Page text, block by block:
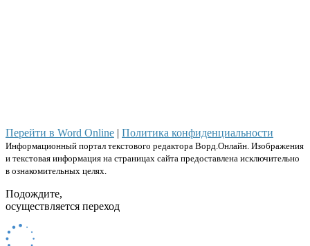
Перейти в Word Online | Политика конфиденциальности
Информационный портал текстового редактора Ворд.Онлайн. Изображения
и текстовая информация на страницах сайта предоставлена исключительно
в ознакомительных целях.
Подождите,
осуществляется переход